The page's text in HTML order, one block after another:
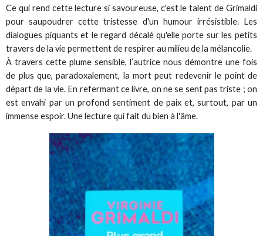
Ce qui rend cette lecture si savoureuse, c'est le talent de Grimaldi
pour saupoudrer cette tristesse d'un humour irrésistible. Les
dialogues piquants et le regard décalé qu'elle porte sur les petits
travers de la vie permettent de respirer au milieu de la mélancolie.
À travers cette plume sensible, l’autrice nous démontre une fois
de plus que, paradoxalement, la mort peut redevenir le point de
départ de la vie. En refermant ce livre, on ne se sent pas triste ; on
est envahi par un profond sentiment de paix et, surtout, par un
immense espoir. Une lecture qui fait du bien à l'âme.